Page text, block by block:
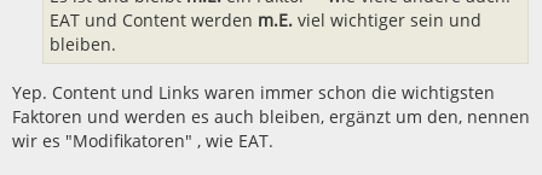
EAT und Content werden m.E. viel wichtiger sein und
bleiben.
Yep. Content und Links waren immer schon die wichtigsten
Faktoren und werden es auch bleiben, ergänzt um den, nennen
wir es "Modifikatoren" , wie EAT.